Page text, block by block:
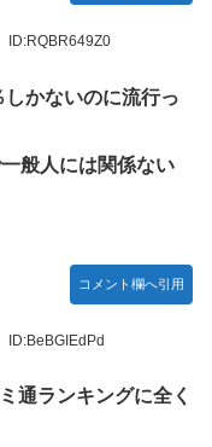
ID:RQBR649Z0
かないのに流行っ
般人には関係ない
コメント欄へ引用
ID:BeBGIEdPd
通ランキングに全く